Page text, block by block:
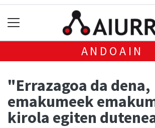
ANDOAIN
"Errazagoa da dena,
emakumeek
kirola egiten